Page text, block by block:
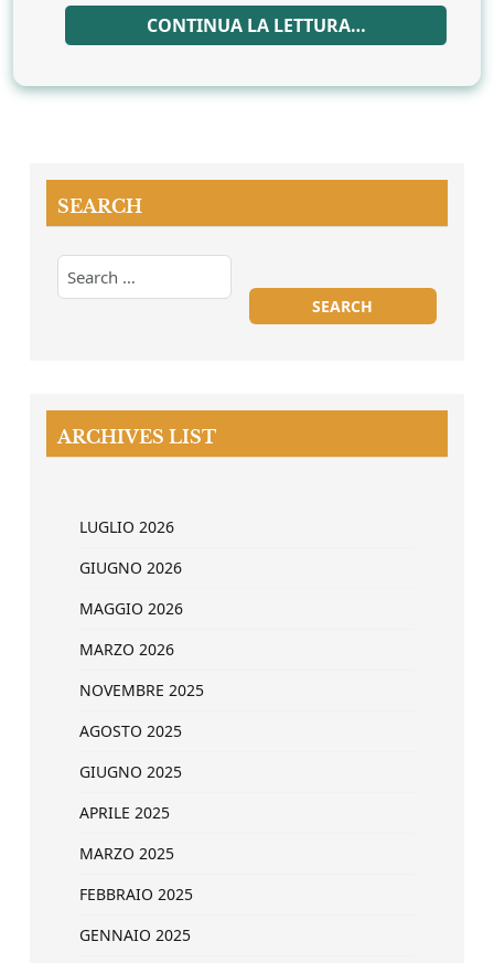
CONTINUA LA LETTURA…
SEARCH
ARCHIVES LIST
LUGLIO 2026
GIUGNO 2026
MAGGIO 2026
MARZO 2026
NOVEMBRE 2025
AGOSTO 2025
GIUGNO 2025
APRILE 2025
MARZO 2025
FEBBRAIO 2025
GENNAIO 2025